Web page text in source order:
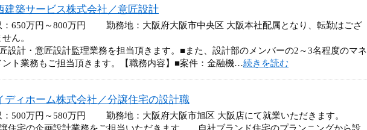
建築サービス株式会社／意匠設計
：650万円～800万円 勤務地：大阪府大阪市中央区 大阪本社配属となり、転勤はござ
ん。
設計・意匠設計監理業務を担当頂きます。■また、設計部のメンバーの2～3名程度のマネ
ント業務もご担当頂きます。【職務内容】■案件：金融機…続きを読む
ディホーム株式会社／分譲住宅の設計職
：500万円～580万円 勤務地：大阪府大阪市旭区 大阪店にて就業いただきます。